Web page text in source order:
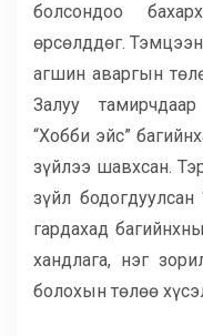
болсондоо
өрсөлддөг.
агшин аваргын
Залуу
“Хобби эйс”
зүйлээ шавхсан.
зүйл
гардахад
хандлага, нэг
болохын төлөө